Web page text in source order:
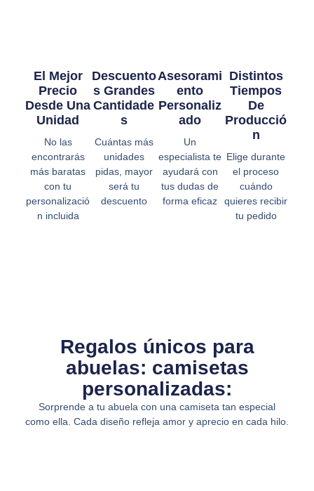
El Mejor
Precio
Desde Una
Unidad
No las
encontrarás
más baratas
con tu
personalizació
n incluida
Descuento
S Grandes
Cantidade
S
Cuántas más
unidades
pidas, mayor
será tu
descuento
Asesorami
Ento
Personaliz
Ado
Un
especialista te
ayudará con
tus dudas de
forma eficaz
Distintos
Tiempos
De
Producció
N
Elige durante
el proceso
cuándo
quieres recibir
tu pedido
Regalos únicos para
abuelas: camisetas
personalizadas:
Sorprende a tu abuela con una camiseta tan especial
como ella. Cada diseño refleja amor y aprecio en cada hilo.